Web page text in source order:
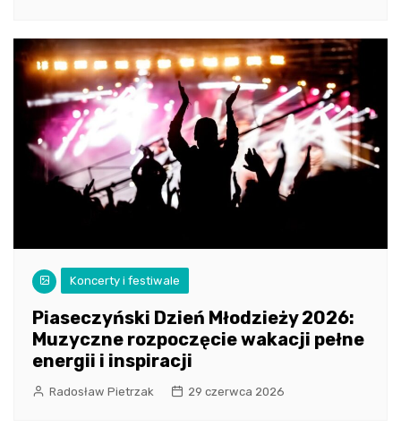
Koncerty i festiwale
Piaseczyński Dzień Młodzieży 2026:
Muzyczne rozpoczęcie wakacji pełne
energii i inspiracji
Radosław Pietrzak 29 czerwca 2026